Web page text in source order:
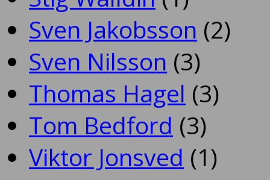
Sven Jakobsson (2)
Sven Nilsson (3)
Thomas Hagel (3)
Tom Bedford (3)
Viktor Jonsved (1)